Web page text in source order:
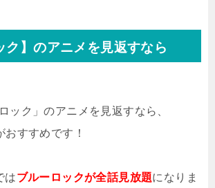
ク】のアニメを見返すなら
ック」のアニメを見返すなら、
おすすめです！
はブルーロックが全話見放題になりま